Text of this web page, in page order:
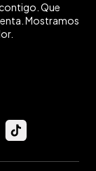
Que
Mostramos